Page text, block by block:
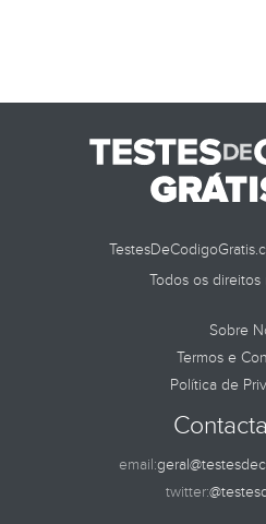
Todos os direitos
Sobre
Termos e
Política de
email:
twitter: